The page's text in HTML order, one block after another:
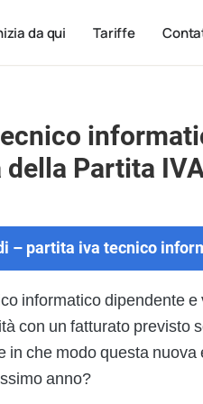
da qui Tariffe
della Partita
– partita iva tecnico
informatico dipendente
con un fatturato previsto
in che modo questa
anno?